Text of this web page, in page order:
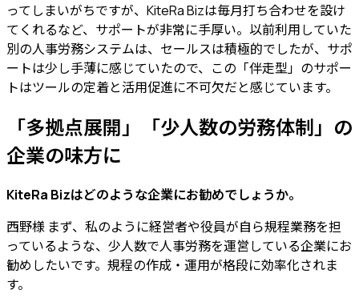
ってしまいがちですが、 KiteRa Bizは毎月打ち合わせを設け
てくれるなど、サポートが非常に手厚い。 以前利用していた
別の人事労務システムは、セールスは積極的でしたが、サポ
ートは少し手薄に感じていたので、この「伴走型」のサポー
トはツールの定着と活用促進に不可欠だと感じています。
「多拠点展開」「少人数の労務体制」の
企業の味方に
KiteRa Bizはどのような企業にお勧めでしょうか。
西野様 まず、私のように経営者や役員が自ら規程業務を担
っているような、 少人数で人事労務を運営している企業にお
勧めしたいです。規程の作成・運用が格段に効率化されま
す。